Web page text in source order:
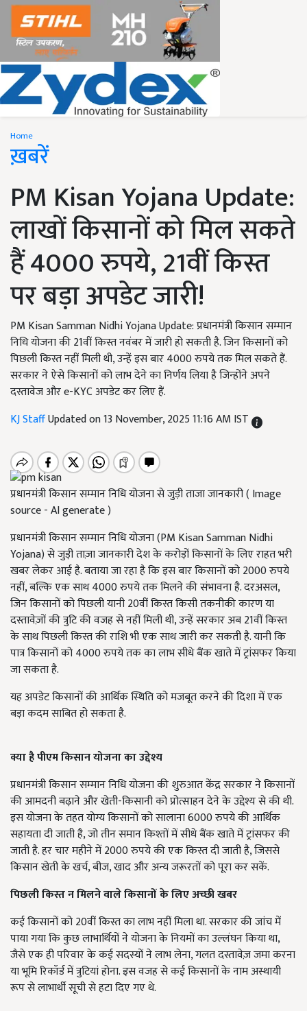
Home
ख़बरें
PM Kisan Yojana Update:
लाखों किसानों को मिल सकते
हैं 4000 रुपये, 21वीं किस्त
पर बड़ा अपडेट जारी!
PM Kisan Samman Nidhi Yojana Update: प्रधानमंत्री किसान सम्मान
निधि योजना की 21वीं किस्त नवंबर में जारी हो सकती है. जिन किसानों को
पिछली किस्त नहीं मिली थी, उन्हें इस बार 4000 रुपये तक मिल सकते हैं.
सरकार ने ऐसे किसानों को लाभ देने का निर्णय लिया है जिन्होंने अपने
दस्तावेज और e-KYC अपडेट कर लिए हैं.
KJ StaffUpdated on 13 November, 2025 11:16 AM IST
प्रधानमंत्री किसान सम्मान निधि योजना से जुड़ी ताजा जानकारी ( Image
source - AI generate )
प्रधानमंत्री किसान सम्मान निधि योजना (PM Kisan Samman Nidhi
Yojana) से जुड़ी ताज़ा जानकारी देश के करोड़ों किसानों के लिए राहत भरी
खबर लेकर आई है. बताया जा रहा है कि इस बार किसानों को 2000 रुपये
नहीं, बल्कि एक साथ 4000 रुपये तक मिलने की संभावना है. दरअसल,
जिन किसानों को पिछली यानी 20वीं किस्त किसी तकनीकी कारण या
दस्तावेज़ों की त्रुटि की वजह से नहीं मिली थी, उन्हें सरकार अब 21वीं किस्त
के साथ पिछली किस्त की राशि भी एक साथ जारी कर सकती है. यानी कि
पात्र किसानों को 4000 रुपये तक का लाभ सीधे बैंक खाते में ट्रांसफर किया
जा सकता है.
यह अपडेट किसानों की आर्थिक स्थिति को मजबूत करने की दिशा में एक
बड़ा कदम साबित हो सकता है.
क्या है पीएम किसान योजना का उद्देश्य
प्रधानमंत्री किसान सम्मान निधि योजना की शुरुआत केंद्र सरकार ने किसानों
की आमदनी बढ़ाने और खेती-किसानी को प्रोत्साहन देने के उद्देश्य से की थी.
इस योजना के तहत योग्य किसानों को सालाना 6000 रुपये की आर्थिक
सहायता दी जाती है, जो तीन समान किश्तों में सीधे बैंक खाते में ट्रांसफर की
जाती है. हर चार महीने में 2000 रुपये की एक किस्त दी जाती है, जिससे
किसान खेती के खर्च, बीज, खाद और अन्य जरूरतों को पूरा कर सकें.
पिछली किस्त न मिलने वाले किसानों के लिए अच्छी खबर
कई किसानों को 20वीं किस्त का लाभ नहीं मिला था. सरकार की जांच में
पाया गया कि कुछ लाभार्थियों ने योजना के नियमों का उल्लंघन किया था,
जैसे एक ही परिवार के कई सदस्यों ने लाभ लेना, गलत दस्तावेज़ जमा करना
या भूमि रिकॉर्ड में त्रुटियां होना. इस वजह से कई किसानों के नाम अस्थायी
रूप से लाभार्थी सूची से हटा दिए गए थे.